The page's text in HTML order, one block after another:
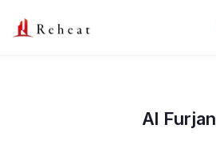
Al Furjan